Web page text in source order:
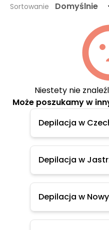
Sortowanie Domyślnie
Niestety nie
Może poszukamy w
Depilacja w
Depilacja w
Depilacja w